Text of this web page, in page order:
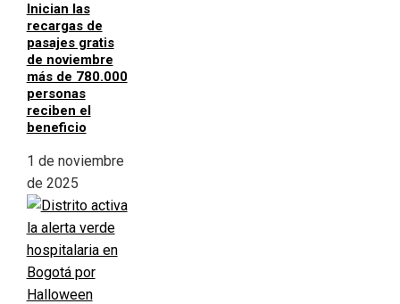
Inician las
recargas de
pasajes gratis
de noviembre
más de 780.000
personas
reciben el
beneficio
1 de noviembre
de 2025